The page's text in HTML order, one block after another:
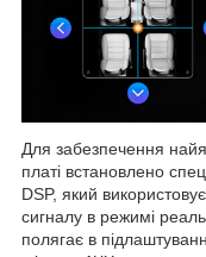
Для забезпечення
платі встановлено
DSP, який
сигналу в режимі
полягає в